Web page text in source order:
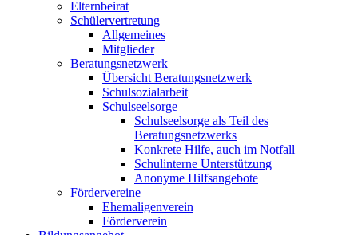
Elternbeirat
Schülervertretung
Allgemeines
Mitglieder
Beratungsnetzwerk
Übersicht Beratungsnetzwerk
Schulsozialarbeit
Schulseelsorge
Schulseelsorge als Teil des
Beratungsnetzwerks
Konkrete Hilfe, auch im Notfall
Schulinterne Unterstützung
Anonyme Hilfsangebote
Fördervereine
Ehemaligenverein
Förderverein